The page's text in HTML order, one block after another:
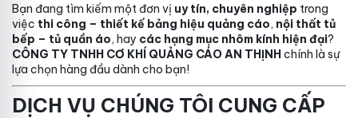
Bạn đang tìm kiếm một đơn vị uy tín, chuyên nghiệp trong
việc thi công – thiết kế bảng hiệu quảng cáo, nội thất tủ
bếp – tủ quần áo, hay các hạng mục nhôm kính hiện đại?
CÔNG TY TNHH CƠ KHÍ QUẢNG CÁO AN THỊNHchính là sự
lựa chọn hàng đầu dành cho bạn!
DỊCH VỤ CHÚNG TÔI CUNG CẤP